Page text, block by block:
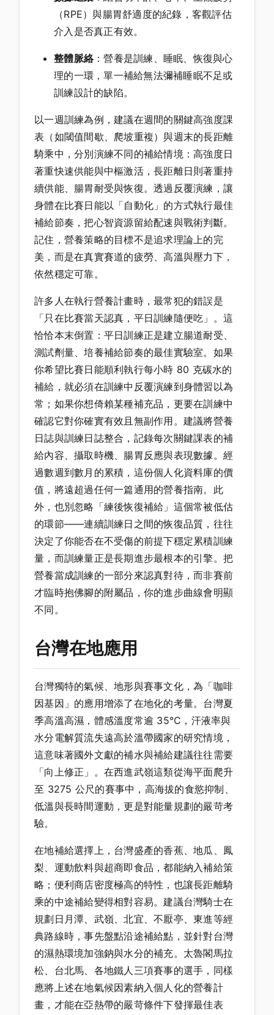
（RPE）與腸胃舒適度的紀錄，客觀評估
介入是否真正有效。
整體脈絡：營養是訓練、睡眠、恢復與心
理的一環，單一補給無法彌補睡眠不足或
訓練設計的缺陷。
以一週訓練為例，建議在週間的關鍵高強度課
表（如閾值間歇、爬坡重複）與週末的長距離
騎乘中，分別演練不同的補給情境：高強度日
著重快速供能與中樞激活，長距離日則著重持
續供能、腸胃耐受與恢復。透過反覆演練，讓
身體在比賽日能以「自動化」的方式執行最佳
補給節奏，把心智資源留給配速與戰術判斷。
記住，營養策略的目標不是追求理論上的完
美，而是在真實賽道的疲勞、高溫與壓力下，
依然穩定可靠。
許多人在執行營養計畫時，最常犯的錯誤是
「只在比賽當天認真，平日訓練隨便吃」。這
恰恰本末倒置：平日訓練正是建立腸道耐受、
測試劑量、培養補給節奏的最佳實驗室。如果
你希望比賽日能順利執行每小時 80 克碳水的
補給，就必須在訓練中反覆演練到身體習以為
常；如果你想倚賴某種補充品，更要在訓練中
確認它對你確實有效且無副作用。建議將營養
日誌與訓練日誌整合，記錄每次關鍵課表的補
給內容、攝取時機、腸胃反應與表現數據。經
過數週到數月的累積，這份個人化資料庫的價
值，將遠超過任何一篇通用的營養指南。此
外，也別忽略「練後恢復補給」這個常被低估
的環節——連續訓練日之間的恢復品質，往往
決定了你能否在不受傷的前提下穩定累積訓練
量，而訓練量正是長期進步最根本的引擎。把
營養當成訓練的一部分來認真對待，而非賽前
才臨時抱佛腳的附屬品，你的進步曲線會明顯
不同。
台灣在地應用
台灣獨特的氣候、地形與賽事文化，為「咖啡
因基因」的應用增添了在地化的考量。台灣夏
季高溫高濕，體感溫度常逾 35°C，汗液率與
水分電解質流失遠高於溫帶國家的研究情境，
這意味著國外文獻的補水與補給建議往往需要
「向上修正」。在西進武嶺這類從海平面爬升
至 3275 公尺的賽事中，高海拔的食慾抑制、
低溫與長時間運動，更是對能量規劃的嚴苛考
驗。
在地補給選擇上，台灣盛產的香蕉、地瓜、鳳
梨、運動飲料與超商即食品，都能納入補給策
略；便利商店密度極高的特性，也讓長距離騎
乘的中途補給變得相對容易。建議台灣騎士在
規劃日月潭、武嶺、北宜、不厭亭、東進等經
典路線時，事先盤點沿途補給點，並針對台灣
的濕熱環境加強鈉與水分的補充。太魯閣馬拉
松、台北馬、各地鐵人三項賽事的選手，同樣
應將上述在地氣候因素納入個人化的營養計
畫，才能在亞熱帶的嚴苛條件下發揮最佳表